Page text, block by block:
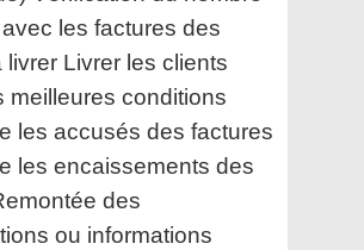
les factures des
livrer Livrer les clients
meilleures conditions
les accusés des factures
les encaissements des
des
ou informations